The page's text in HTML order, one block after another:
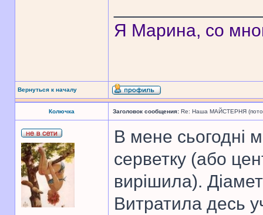
Я Марина, со
Вернуться к началу
Колючка Заголовок сообщения: Re: Наша МАЙСТЕРНЯ
В мене сьогодні
серветку (або
вирішила).
Витратила десь